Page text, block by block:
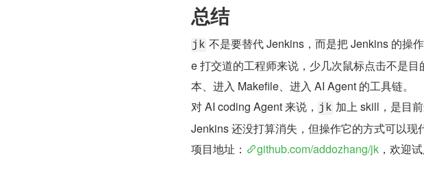
总结
jk 不是要替代 Jenkins，而是把 Jenkins 的操
e 打交道的工程师来说，少几次鼠标点击不是
本、进入 Makefile、进入 AI Agent 的工具链。
对 AI coding Agent 来说， jk 加上 skill，是目
Jenkins 还没打算消失，但操作它的方式可以现
项目地址：
github.com/addozhang/jk ，欢迎